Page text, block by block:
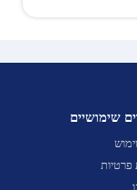
שימושיים
פרטיות